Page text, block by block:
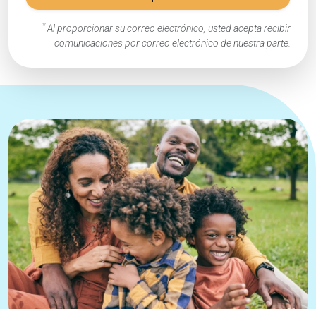
* Al proporcionar su correo electrónico, usted acepta recibir
comunicaciones por correo electrónico de nuestra parte.